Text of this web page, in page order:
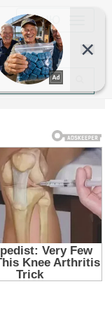
МЕНЮ